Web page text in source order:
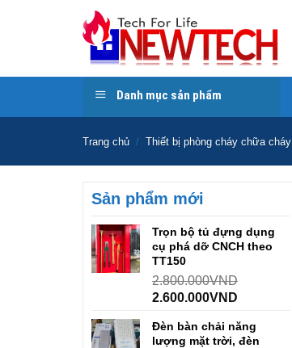
Danh mục sản phẩm
Trang chủ / Thiết bị phòng cháy chữa cháy
Sản phẩm mới
Trọn bộ tủ đựng dụng
cụ phá dỡ CNCH theo
TT150
2.800.000VND
2.600.000VND
Đèn bàn chải năng
lượng mặt trời, đèn